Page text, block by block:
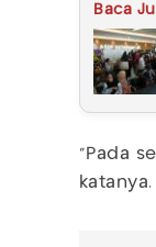
Baca
"Pada
katanya.